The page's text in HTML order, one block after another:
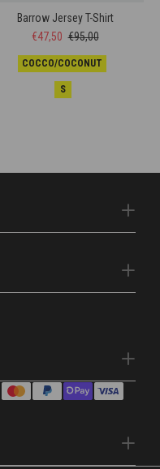
Barrow Jersey T-Shirt
€47,50 €95,00
COCCO/COCONUT
S